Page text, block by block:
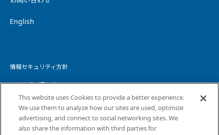
English
情報セキュリティ方針
個人情報保護方針
個人情報の取り扱いについて
ウェブサイトプライバシーポリシー
This website uses Cookies to provide a better experience.
We use them to analyze how our sites are used, optimize
advertising, and connect to social networking sites. We
also share the information with third parties for